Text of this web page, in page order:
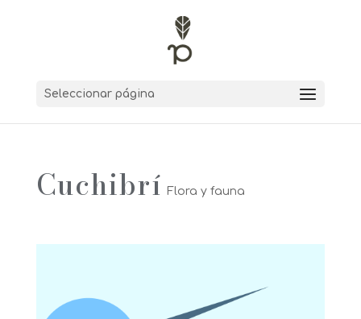
Seleccionar página
Cuchibrí Flora y fauna